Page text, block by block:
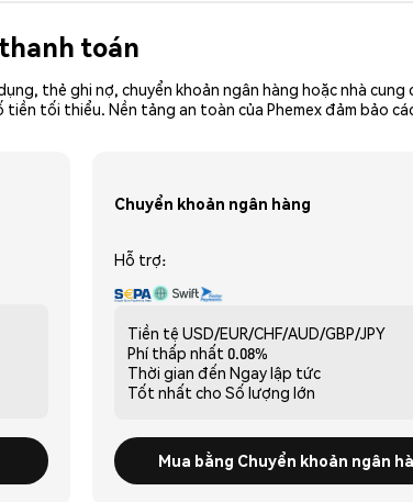
toán
thẻ ghi nợ, chuyển khoản ngân hàng hoặc nhà
tối thiểu. Nền tảng an toàn của Phemex đảm bảo
Chuyển khoản ngân hàng
Hỗ trợ:
Tiền tệ USD/EUR/CHF/AUD/GBP/JPY
Phí thấp nhất 0.08%
Thời gian đến Ngay lập tức
Tốt nhất cho Số lượng lớn
Mua bằng Chuyển khoản ngân